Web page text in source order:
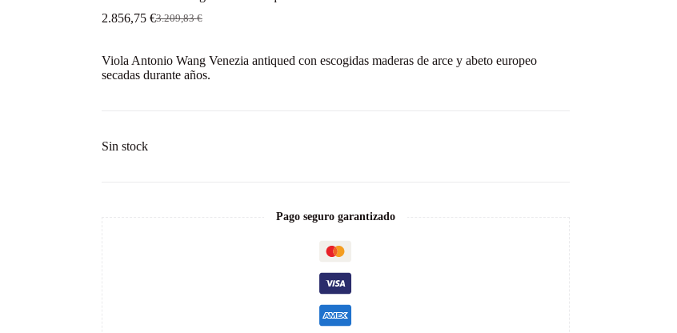
3.209,83€
El
original
era:
3.209,83 €.
2.856,75 €
El
actual
es:
2.856,75 €.
Viola Antonio Wang Venezia antiqued con escogidas maderas de arce y abeto europeo
secadas durante años.
Sin stock
Pago seguro garantizado